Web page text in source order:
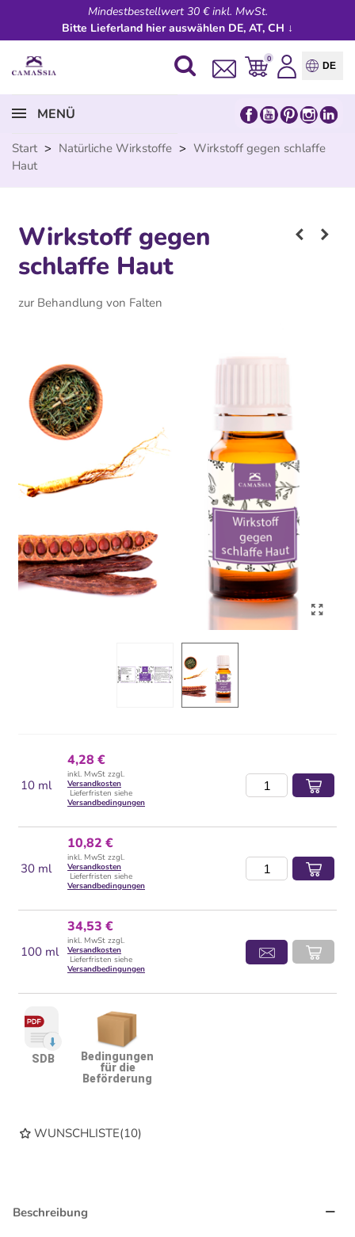
Mindestbestellwert 30 € inkl. MwSt.
Bitte Lieferland hier auswählen DE, AT, CH ↓
0
DE
MENÜ
Start > Natürliche Wirkstoffe > Wirkstoff gegen schlaffe
Haut
Wirkstoff gegen
schlaffe Haut
zur Behandlung von Falten
10 ml
4,28 €
inkl. MwSt zzgl.
Versandkosten
Lieferfristen siehe
Versandbedingungen
30 ml
10,82 €
inkl. MwSt zzgl.
Versandkosten
Lieferfristen siehe
Versandbedingungen
100 ml
34,53 €
inkl. MwSt zzgl.
Versandkosten
Lieferfristen siehe
Versandbedingungen
SDB
Bedingungen
für die
Beförderung
WUNSCHLISTE(10)
Beschreibung